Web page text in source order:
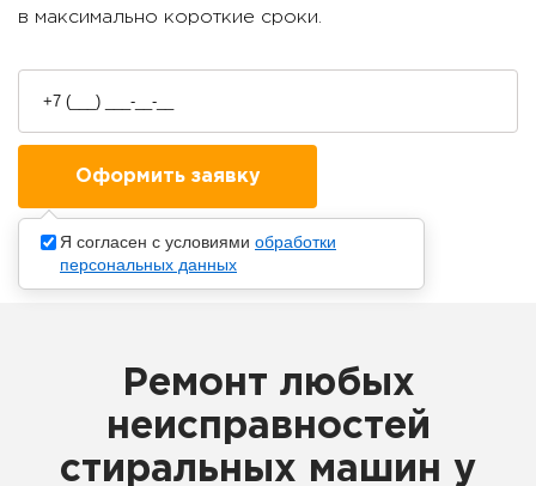
в максимально короткие сроки.
Ремонт любых
неисправностей
стиральных машин у
Я согласен с условиями обработки
персональных данных